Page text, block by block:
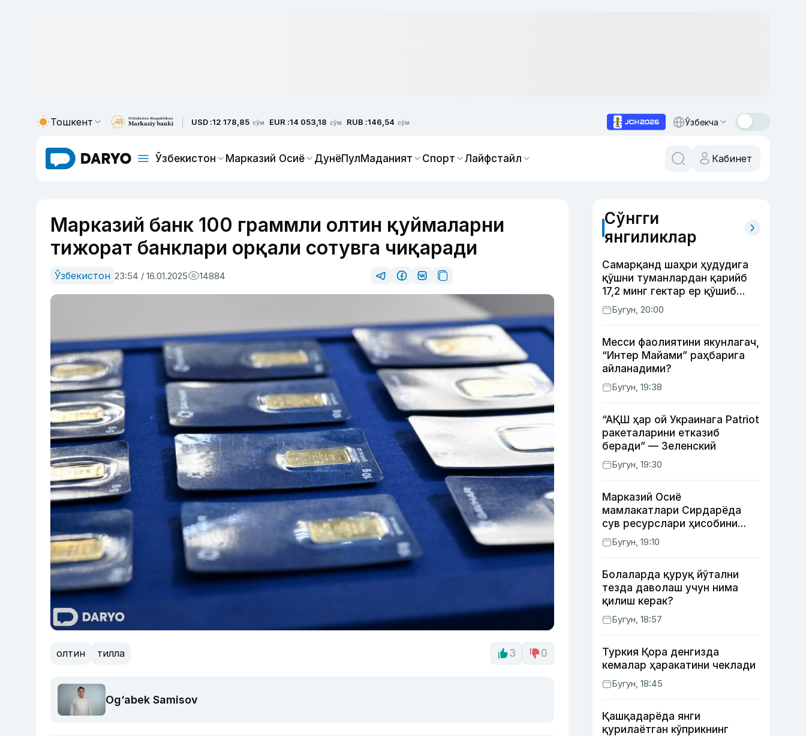
Тошкент USD :12 178,85 сўм EUR :14 053,18 сўм RUB :146,54 сўм Ўзбекча
Ўзбекистон Марказий Осиё ДунёПулМаданият Спорт Лайфстайл Кабинет
Марказий банк 100 граммли олтин қуймаларни
тижорат банклари орқали сотувга чиқаради
Ўзбекистон 23:54 / 16.01.2025 14884
олтин тилла 3 0
Og‘abek Samisov
Сўнгги
янгиликлар
Самарқанд шаҳри ҳудудига
қўшни туманлардан қарийб
17,2 минг гектар ер қўшиб
берилади
Бугун, 20:00
Месси фаолиятини якунлагач,
“Интер Майами” раҳбарига
айланадими?
Бугун, 19:38
“АҚШ ҳар ой Украинага Patriot
ракеталарини етказиб
беради” — Зеленский
Бугун, 19:30
Марказий Осиё
мамлакатлари Сирдарёда
сув ресурслари ҳисобини
автоматлаштириш режасини
ишлаб чиқишни маъқуллади
Бугун, 19:10
Болаларда қуруқ йўтални
тезда даволаш учун нима
қилиш керак?
Бугун, 18:57
Туркия Қора денгизда
кемалар ҳаракатини чеклади
Бугун, 18:45
Қашқадарёда янги
қурилаётган кўприкнинг